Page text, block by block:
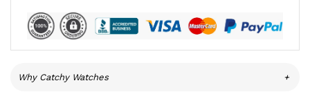
Why Catchy Watches +